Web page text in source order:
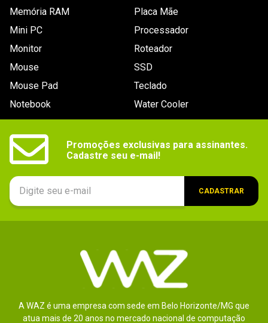
Suporta
Não
Dimensões
Outras
Ergonômico
Mouse
incluso
Não
Tipo de
switch
Não se aplica
Memória RAM
Mini PC
Monitor
Mouse
Mouse Pad
Notebook
Placa Mãe
Processador
Roteador
SSD
Teclado
Water Cooler
Promoções exclusivas para assinantes.
Cadastre seu e-mail!
CADASTRAR
A WAZ é uma empresa com sede em Belo Horizonte/MG que
atua mais de 20 anos no mercado nacional de computação